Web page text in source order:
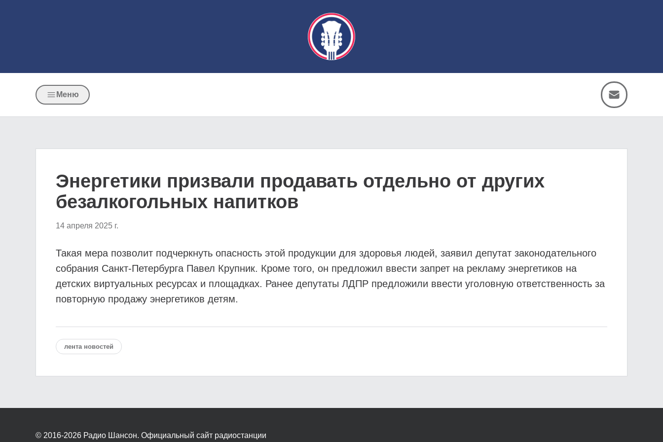
Меню
Энергетики призвали продавать отдельно от других
безалкогольных напитков
14 апреля 2025 г.
Такая мера позволит подчеркнуть опасность этой продукции для здоровья людей, заявил депутат законодательного
собрания Санкт-Петербурга Павел Крупник. Кроме того, он предложил ввести запрет на рекламу энергетиков на
детских виртуальных ресурсах и площадках. Ранее депутаты ЛДПР предложили ввести уголовную ответственность за
повторную продажу энергетиков детям.
лента новостей
© 2016-2026 Радио Шансон. Официальный сайт радиостанции